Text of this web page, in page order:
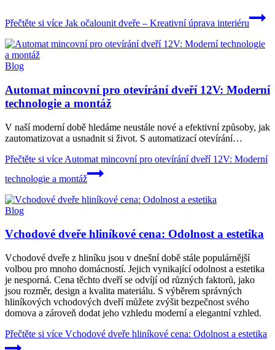
Přečtěte si více Jak očalounit dveře – Kreativní úprava interiéru
Blog
Automat mincovní pro otevírání dveří 12V: Moderní
technologie a montáž
V naší moderní době hledáme neustále nové a efektivní způsoby, jak
zautomatizovat a usnadnit si život. S automatizací otevírání…
Přečtěte si více Automat mincovní pro otevírání dveří 12V: Moderní
technologie a montáž
Blog
Vchodové dveře hliníkové cena: Odolnost a estetika
Vchodové dveře z hliníku jsou v dnešní době stále populárnější
volbou pro mnoho domácností. Jejich vynikající odolnost a estetika
je nesporná. Cena těchto dveří se odvíjí od různých faktorů, jako
jsou rozměr, design a kvalita materiálu. S výběrem správných
hliníkových vchodových dveří můžete zvýšit bezpečnost svého
domova a zároveň dodat jeho vzhledu moderní a elegantní vzhled.
Přečtěte si více Vchodové dveře hliníkové cena: Odolnost a estetika